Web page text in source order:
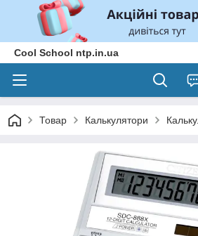
Cool School ntp.in.ua
Товар Калькулятори